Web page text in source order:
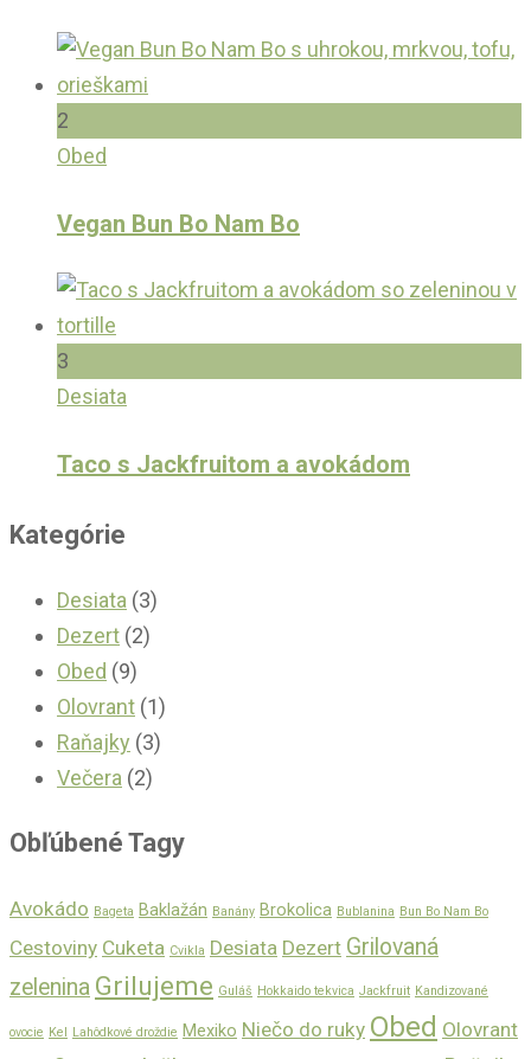
2
Obed
Vegan Bun Bo Nam Bo
3
Desiata
Taco s Jackfruitom a avokádom
Kategórie
Desiata (3)
Dezert (2)
Obed (9)
Olovrant (1)
Raňajky (3)
Večera (2)
Obľúbené Tagy
Avokádo Bageta Baklažán Banány Brokolica Bublanina Bun Bo Nam Bo
Cestoviny Cuketa Cvikla Desiata Dezert Grilovaná
zelenina Grilujeme Guláš Hokkaido tekvica Jackfruit Kandizované
ovocie Kel Lahôdkové droždie Mexiko Niečo do ruky Obed Olovrant